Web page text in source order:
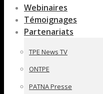
Webinaires
Témoignages
Partenariats
TPE News TV
ONTPE
PATNA Presse